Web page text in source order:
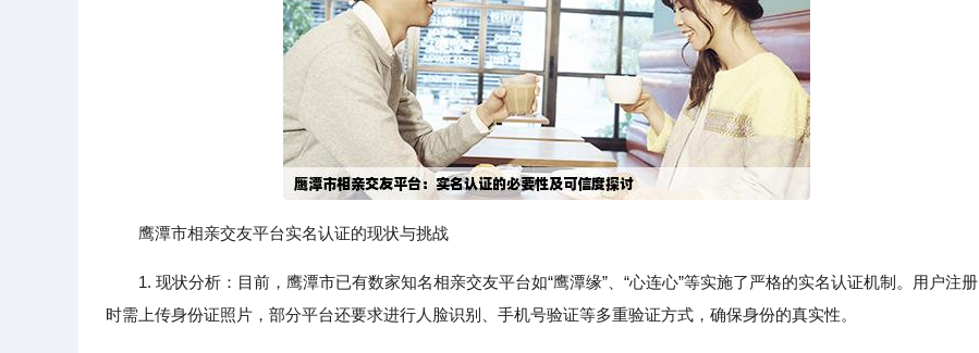
鹰潭市相亲交友平台实名认证的现状与挑战
1. 现状分析：目前，鹰潭市已有数家知名相亲交友平台如“鹰潭缘”、“心连心”等实施了严格的实名认证机制。用户注册
时需上传身份证照片，部分平台还要求进行人脸识别、手机号验证等多重验证方式，确保身份的真实性。